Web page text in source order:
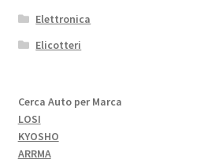
Elettronica
Elicotteri
Cerca Auto per Marca
LOSI
KYOSHO
ARRMA